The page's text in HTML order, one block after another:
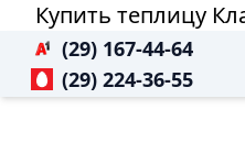
Купить теплицу
(29) 167-44-64
(29) 224-36-55